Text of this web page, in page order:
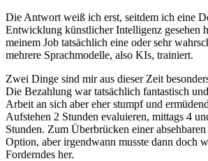
Die Antwort weiß ich erst, seitdem ich eine
Entwicklung künstlicher Intelligenz gesehen
meinem Job tatsächlich eine oder sehr
mehrere Sprachmodelle, also KIs, trainiert.
Zwei Dinge sind mir aus dieser Zeit
Die Bezahlung war tatsächlich fantastisch
Arbeit an sich aber eher stumpf und
Aufstehen 2 Stunden evaluieren, mittags 4
Stunden. Zum Überbrücken einer
Option, aber irgendwann musste dann doch
Forderndes her.